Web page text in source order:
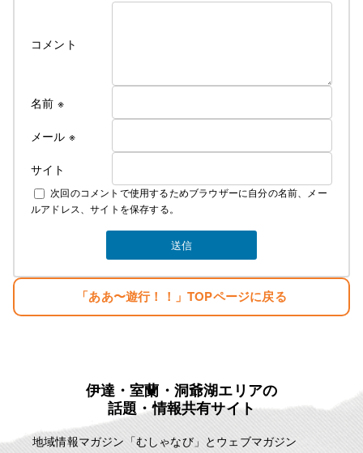
て修業
２００７年１２月１０日
麗人Love Earthに名前を変える。
そして新しい基地を構える。
みなさんのご指示で立派な基地がオープンしまし
生まれただけでぼろ儲け・・。
目標
麗人ＨＰ
http://reijin.website/
コメント
名前 ※
メール ※
サイト
次回のコメントで使用するためブラウザーに自分の名前、メー
ルアドレス、サイトを保存する。
「ああ〜遊行！！」TOPページに戻る
伊達・室蘭・洞爺湖エリアの
話題・情報共有サイト
地域情報マガジン「むしゃなび」とウェブマガジン